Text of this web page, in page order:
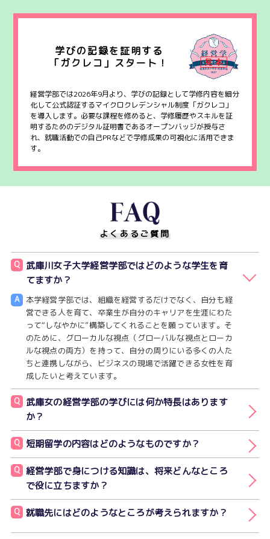
学びの記録を証明する
「ガクレコ」スタート！
経営学部では2026年9月より、学びの記録として学修内容を細分
化して公式認証するマイクロクレデンシャル制度「ガクレコ」
を導入します。必要な課程を修めると、学修履歴やスキルを証
明するためのデジタル証明書であるオープンバッジが授与さ
れ、就職活動での自己PRなどで学修成果の可視化に活用できま
す。
よくあるご質問
Q
武庫川女子大学経営学部ではどのような学生を育
てますか？
A
本学経営学部では、組織を経営するだけでなく、自分も経
営できる人を育て、卒業生が自分のキャリアを生涯にわた
って“しなやかに”構築してくれることを願っています。そ
のために、グローカルな視点（グローバルな視点とローカ
ルな視点の両方）を持って、自分の周りにいる多くの人た
ちと連携しながら、ビジネスの現場で活躍できる女性を育
成したいと考えています。
Q
武庫女の経営学部の学びには何か特長はあります
か？
Q 短期留学の内容はどのようなものですか？
Q 経営学部で身につける知識は、将来どんなところ
で役に立ちますか？
Q 就職先にはどのようなところが考えられますか？